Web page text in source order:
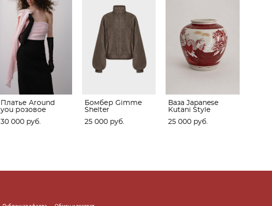
Платье Around
you розовое
30 000 pуб.
Бомбер Gimme
Shelter
25 000 pуб.
Ваза Japanese
Kutani Style
25 000 pуб.